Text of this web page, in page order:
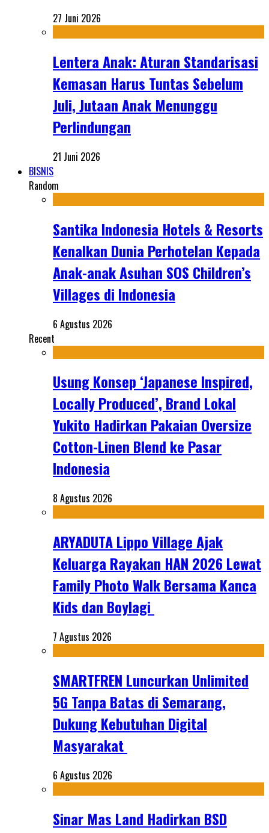
27 Juni 2026
Lentera Anak: Aturan Standarisasi
Kemasan Harus Tuntas Sebelum
Juli, Jutaan Anak Menunggu
Perlindungan
21 Juni 2026
BISNIS
Random
Santika Indonesia Hotels & Resorts
Kenalkan Dunia Perhotelan Kepada
Anak-anak Asuhan SOS Children’s
Villages di Indonesia
6 Agustus 2026
Recent
Usung Konsep ‘Japanese Inspired,
Locally Produced’, Brand Lokal
Yukito Hadirkan Pakaian Oversize
Cotton-Linen Blend ke Pasar
Indonesia
8 Agustus 2026
ARYADUTA Lippo Village Ajak
Keluarga Rayakan HAN 2026 Lewat
Family Photo Walk Bersama Kanca
Kids dan Boylagi
7 Agustus 2026
SMARTFREN Luncurkan Unlimited
5G Tanpa Batas di Semarang,
Dukung Kebutuhan Digital
Masyarakat
6 Agustus 2026
Sinar Mas Land Hadirkan BSD